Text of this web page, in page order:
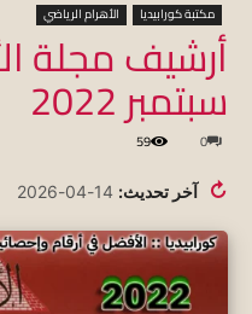
مكتبة كورابيديا الأهرام الرياضي
أرشيف مجلة
سبتمبر 2022
0
59
↻ آخر تحديث: 14-04-2026